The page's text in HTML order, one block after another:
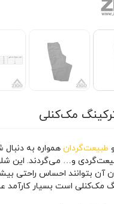
مک‌کنلی
طبیعت‌گردان همواره به دنبال
و… می‌گردند. این
آن بتوانند احساس راحتی
مک‌کنلی است بسیار کارآمد